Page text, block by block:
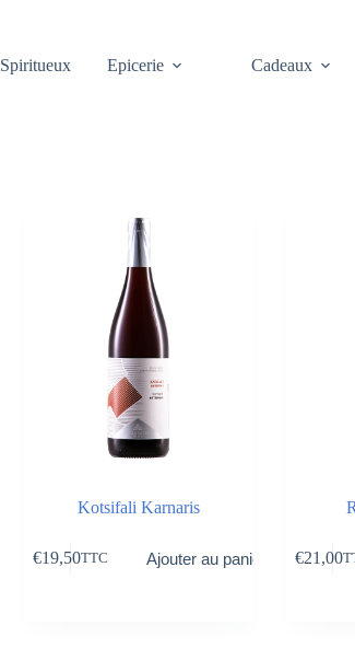
Spiritueux Epicerie Cadeaux
Kotsifali Karnaris
€19,50TTC Ajouter au panier €21,00